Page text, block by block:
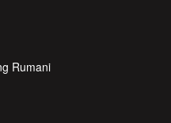
Rumani